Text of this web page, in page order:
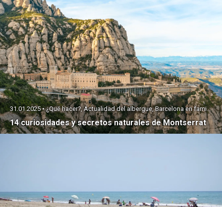
14 curiosidades y secretos naturales de Montserrat
31.01.2025 • ¿Qué hacer?, Actualidad del albergue, Barcelona en familia